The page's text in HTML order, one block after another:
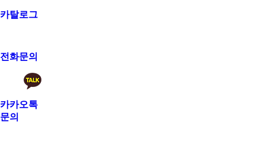
카탈로그
전화문의
카카오톡
문의